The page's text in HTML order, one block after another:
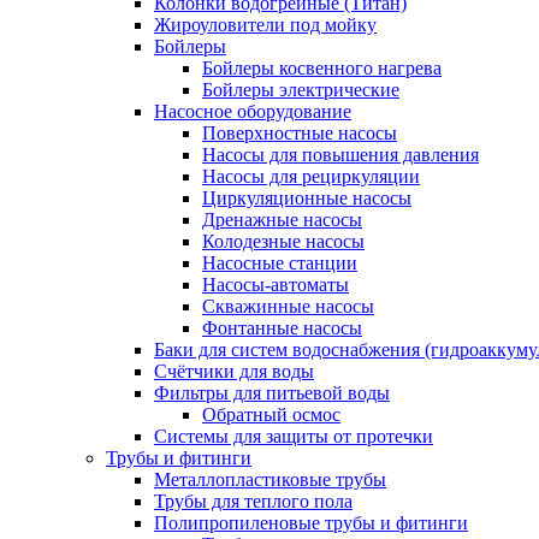
Жироуловители под мойку
Бойлеры
Бойлеры косвенного нагрева
Бойлеры электрические
Насосное оборудование
Поверхностные насосы
Насосы для повышения давления
Насосы для рециркуляции
Циркуляционные насосы
Дренажные насосы
Колодезные насосы
Насосные станции
Насосы-автоматы
Скважинные насосы
Фонтанные насосы
Баки для систем водоснабжения
Счётчики для воды
Фильтры для питьевой воды
Обратный осмос
Системы для защиты от протечки
Трубы и фитинги
Металлопластиковые трубы
Трубы для теплого пола
Полипропиленовые трубы и фитинги